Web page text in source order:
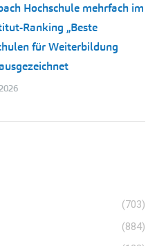
Hochschule mehrfach im
Ranking „Beste
für Weiterbildung
(703)
(884)